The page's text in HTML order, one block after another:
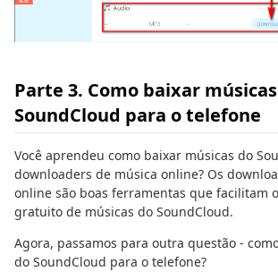
Parte 3. Como baixar
SoundCloud para o telefone
Você aprendeu como baixar músicas do
downloaders de música online? Os
online são boas ferramentas que facilitam
gratuito de músicas do SoundCloud.
Agora, passamos para outra questão -
do SoundCloud para o telefone?